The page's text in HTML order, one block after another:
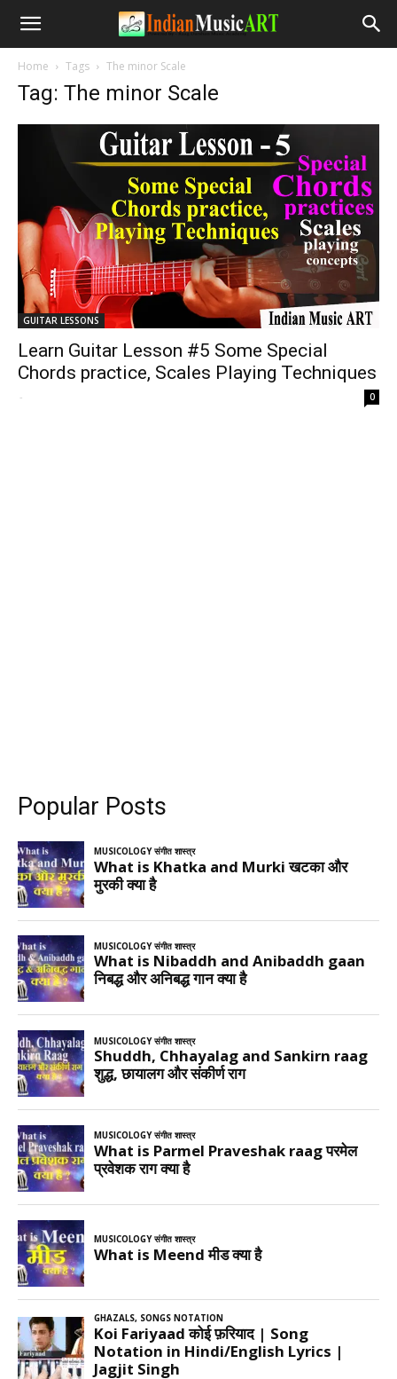
Home Tags The minor Scale
Tag: The minor Scale
GUITAR LESSONS
Learn Guitar Lesson #5 Some Special
Chords practice, Scales Playing Techniques
- 0
Popular Posts